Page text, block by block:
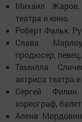
Михаил
театра и кино.
Роберт Фальк.
Слава
продюсер,
Тамилла
актриса театра
Сергей
хореограф,
Алена